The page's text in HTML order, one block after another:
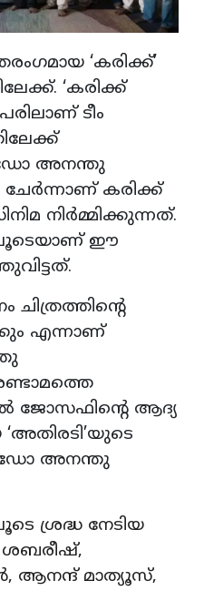
‘കരിക്ക്’
‘കരിക്ക്
ടീം
അനന്തു
കരിക്ക്
നിര്‍മ്മിക്കുന്നത്.
ഈ
എന്നാണ്
ജോസഫിന്റെ ആദ്യ
ഡോ അനന്തു
ശ്രദ്ധ നേടിയ
ആനന്ദ് മാത്യൂസ്,